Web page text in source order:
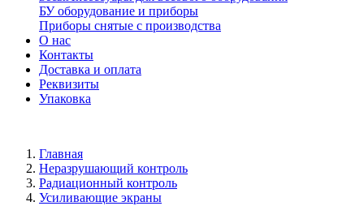
БУ оборудование и приборы
Приборы снятые с производства
О нас
Контакты
Доставка и оплата
Реквизиты
Упаковка
Главная
Неразрушающий контроль
Радиационный контроль
Усиливающие экраны